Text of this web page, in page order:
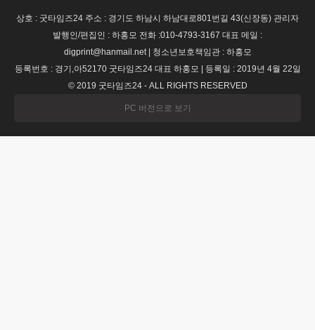
상호 : 굿타임즈24 주소 : 경기도 하남시 하남대로801번길 43(신장동) 관리자
발행인/편집인 : 하홍모 전화 :010-4793-3167 대표 메일 :
digprint@hanmail.net | 청소년보호책임관 : 하홍모
등록번호 : 경기,아52170 굿타임즈24 대표 하홍모 | 등록일 : 2019년 4월 22일
© 2019 굿타임즈24 - ALL RIGHTS RESERVED
PC 버전으로 보기